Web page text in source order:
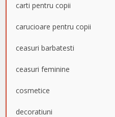
carti pentru copii
carucioare pentru copii
ceasuri barbatesti
ceasuri feminine
cosmetice
decoratiuni